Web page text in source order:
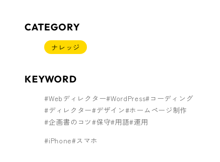
CATEGORY
ナレッジ
KEYWORD
Webディレクター WordPress コーディング
ディレクター デザイン ホームページ制作
企画書のコツ 保守 用語 運用
iPhone スマホ